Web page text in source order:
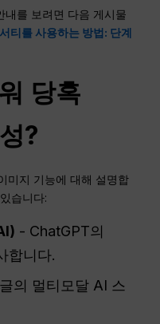
내를 보려면 다음 게시물
티를 사용하는 방법: 단계
당혹
?
미지 기능에 대해 설명합
습니다:
) - ChatGPT의
합니다.
의 멀티모달 AI 스